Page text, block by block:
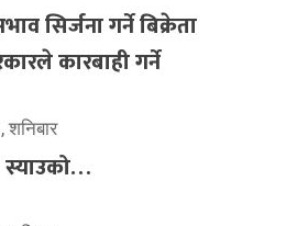
सिर्जना गर्ने बिक्रेता
कारबाही गर्ने